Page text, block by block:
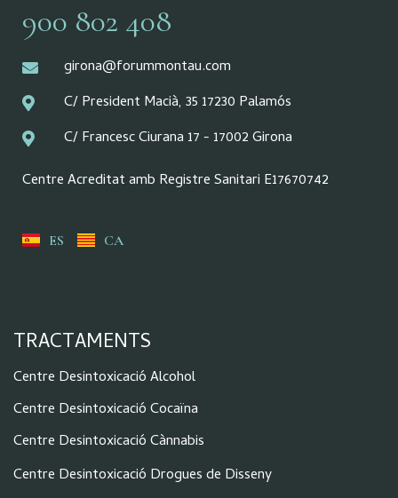
900 802 408
girona@forummontau.com
C/ President Macià, 35 17230 Palamós
C/ Francesc Ciurana 17 - 17002 Girona
Centre Acreditat amb Registre Sanitari E17670742
ES CA
TRACTAMENTS
Centre Desintoxicació Alcohol
Centre Desintoxicació Cocaïna
Centre Desintoxicació Cànnabis
Centre Desintoxicació Drogues de Disseny